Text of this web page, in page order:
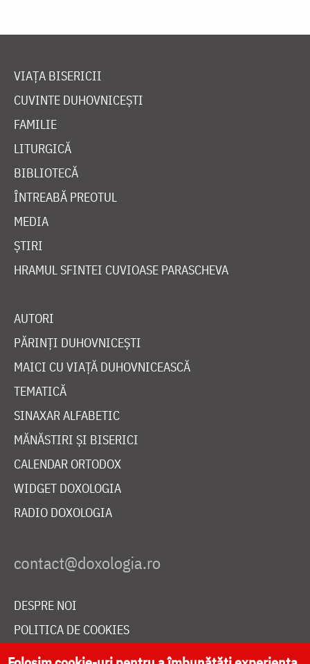
VIAȚA BISERICII
CUVINTE DUHOVNICEȘTI
FAMILIE
LITURGICĂ
BIBLIOTECĂ
ÎNTREABĂ PREOTUL
MEDIA
ȘTIRI
HRAMUL SFINTEI CUVIOASE PARASCHEVA
AUTORI
PĂRINȚI DUHOVNICEȘTI
MAICI CU VIAȚĂ DUHOVNICEASCĂ
TEMATICĂ
SINAXAR ALFABETIC
MĂNĂSTIRI ȘI BISERICI
CALENDAR ORTODOX
WIDGET DOXOLOGIA
RADIO DOXOLOGIA
DESPRE NOI
POLITICA DE COOKIES
DONEAZĂ ONLINE PENTRU CATEDRALA NAȚIONALĂ